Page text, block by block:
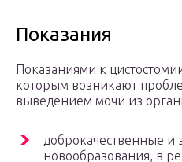
Показания
Показаниями к
которым возникают
выведением мочи из
доброкачественные и
новообразования, в